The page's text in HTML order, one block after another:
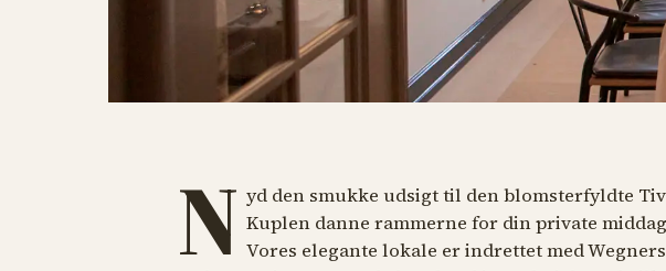
N yd den smukke udsigt til den blomsterfyldte
Kuplen danne rammerne for din private
Vores elegante lokale er indrettet med